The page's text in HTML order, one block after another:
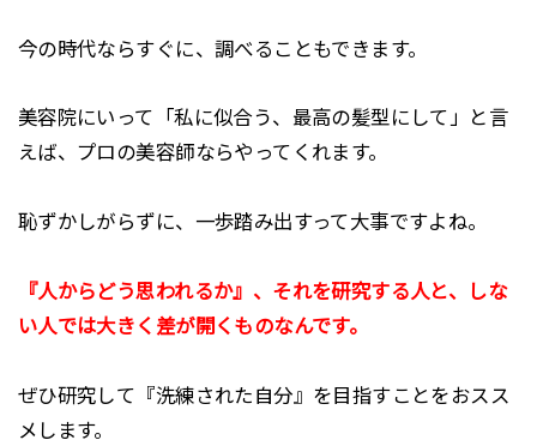
今の時代ならすぐに、調べることもできます。
美容院にいって「私に似合う、最高の髪型にして」と言
えば、プロの美容師ならやってくれます。
恥ずかしがらずに、一歩踏み出すって大事ですよね。
『人からどう思われるか』、それを研究する人と、しな
い人では大きく差が開くものなんです。
ぜひ研究して『洗練された自分』を目指すことをおスス
メします。